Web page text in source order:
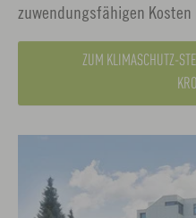
zuwendungsfähigen
ZUM KLIMASCHUTZ-